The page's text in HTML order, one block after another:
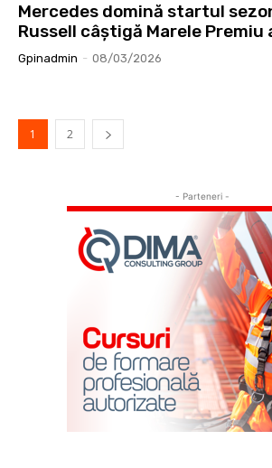
Mercedes domină startul
Russell câștigă Marele Premiu
Gpinadmin - 08/03/2026
1 2
- Parteneri -